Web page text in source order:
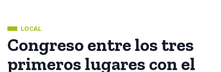
LOCAL
Congreso entre los tres
primeros lugares con el